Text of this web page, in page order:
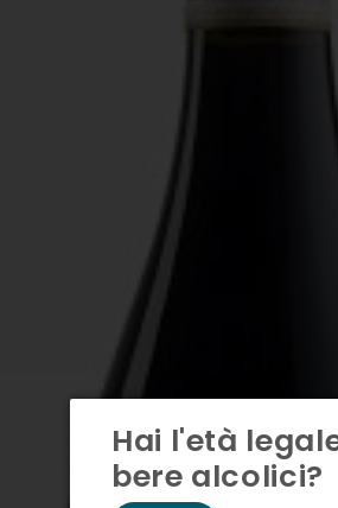
Hai l'età
bere alcolici?